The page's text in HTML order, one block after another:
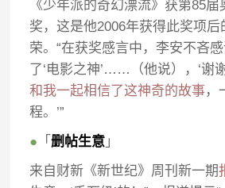
《少年派的奇幻漂流》获第85
奖，这是他2006年获得此奖项
荣。“在获奖感言中，李安不吝
了‘电影之神’……（他说），‘谢
和我一起相信了这神奇的故事，
程。’”
● 「删帖生意 」
来自财新《新世纪》周刊新一期